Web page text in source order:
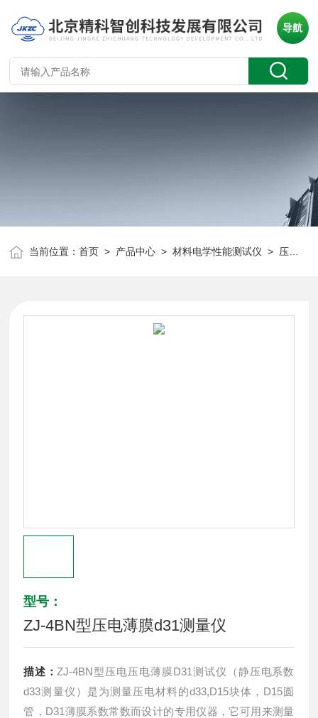
导航
当前位置：首页 > 产品中心 >材料电学性能测试仪 > 压电材料电阻率综合测试仪
型号：
ZJ-4BN型压电薄膜d31测量仪
描述：ZJ-4BN型压电压电薄膜D31测试仪（静压电系数
d33测量仪）是为测量压电材料的d33,D15块体，D15圆
管，D31薄膜系数常数而设计的专用仪器，它可用来测量